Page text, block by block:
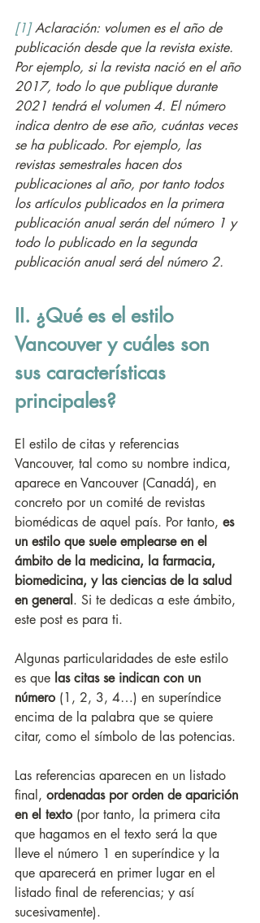
[1] Aclaración: volumen es el año de
publicación desde que la revista existe.
Por ejemplo, si la revista nació en el año
2017, todo lo que publique durante
2021 tendrá el volumen 4. El número
indica dentro de ese año, cuántas veces
se ha publicado. Por ejemplo, las
revistas semestrales hacen dos
publicaciones al año, por tanto todos
los artículos publicados en la primera
publicación anual serán del número 1 y
todo lo publicado en la segunda
publicación anual será del número 2.
II. ¿Qué es el estilo
Vancouver y cuáles son
sus características
principales?
El estilo de citas y referencias
Vancouver, tal como su nombre indica,
aparece en Vancouver (Canadá), en
concreto por un comité de revistas
biomédicas de aquel país. Por tanto, es
un estilo que suele emplearse en el
ámbito de la medicina, la farmacia,
biomedicina, y las ciencias de la salud
en general. Si te dedicas a este ámbito,
este post es para ti.
Algunas particularidades de este estilo
es que las citas se indican con un
número (1, 2, 3, 4…) en superíndice
encima de la palabra que se quiere
citar, como el símbolo de las potencias.
Las referencias aparecen en un listado
final, ordenadas por orden de aparición
en el texto (por tanto, la primera cita
que hagamos en el texto será la que
lleve el número 1 en superíndice y la
que aparecerá en primer lugar en el
listado final de referencias; y así
sucesivamente).